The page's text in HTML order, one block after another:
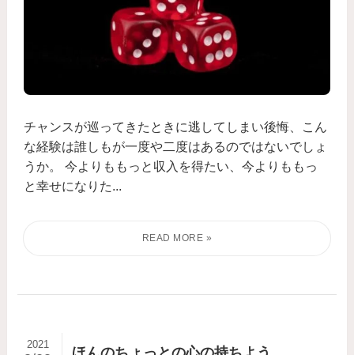
チャンスが巡ってきたときに逃してしまい後悔、こん
な経験は誰しもが一度や二度はあるのではないでしょ
うか。 今よりももっと収入を得たい、今よりももっ
と幸せになりた...
2021